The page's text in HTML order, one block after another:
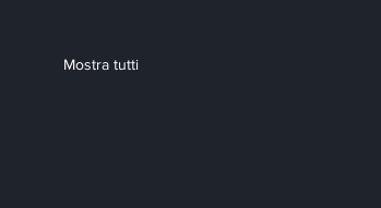
Mostra tutti